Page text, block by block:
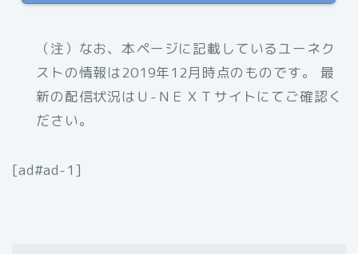
（注）なお、本ページに記載しているユーネク
ストの情報は2019年12月時点のものです。 最
新の配信状況はＵ-ＮＥＸＴサイトにてご確認く
ださい。
[ad#ad-1]